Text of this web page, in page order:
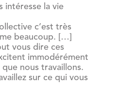
intéresse la vie
c’est très
beaucoup. […]
vous dire ces
immodérément
que nous travaillons.
sur ce qui vous